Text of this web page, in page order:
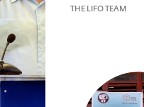
THE LIFO TEAM